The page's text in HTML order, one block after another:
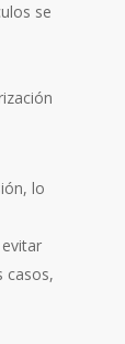
se
lo
casos,